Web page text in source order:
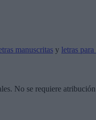
manuscritas y letras para
No se requiere